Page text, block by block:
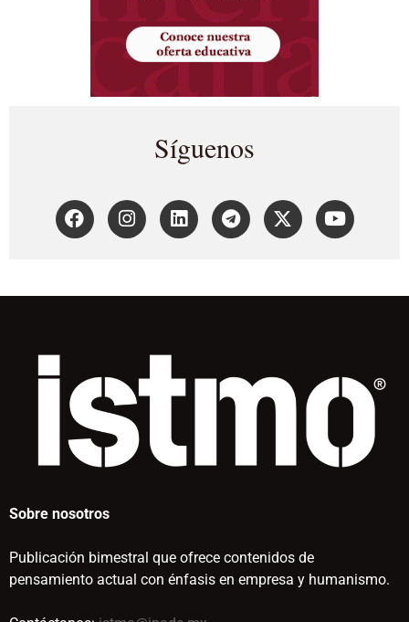
Síguenos
Sobre nosotros
Publicación bimestral que ofrece contenidos de
pensamiento actual con énfasis en empresa y humanismo.